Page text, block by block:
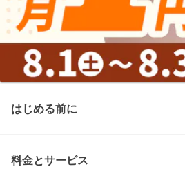
はじめる前に
料金とサービス